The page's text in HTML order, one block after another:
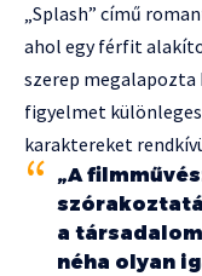
„Splash” című
ahol egy férfit
szerep
figyelmet
karaktereket
„A
a
néha olyan